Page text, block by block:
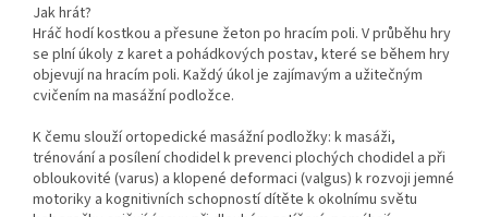
Jak hrát?
Hráč hodí kostkou a přesune žeton po hracím poli. V průběhu hry
se plní úkoly z karet a pohádkových postav, které se během hry
objevují na hracím poli. Každý úkol je zajímavým a užitečným
cvičením na masážní podložce.
K čemu slouží ortopedické masážní podložky: k masáži,
trénování a posílení chodidel k prevenci plochých chodidel a při
obloukovité (varus) a klopené deformaci (valgus) k rozvoji jemné
motoriky a kognitivních schopností dítěte k okolnímu světu